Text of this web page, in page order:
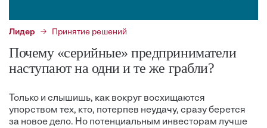
Лидер Принятие решений
Почему «серийные» предприниматели
наступают на одни и те же грабли?
Только и слышишь, как вокруг восхищаются
упорством тех, кто, потерпев неудачу, сразу берется
за новое дело. Но потенциальным инвесторам лучше